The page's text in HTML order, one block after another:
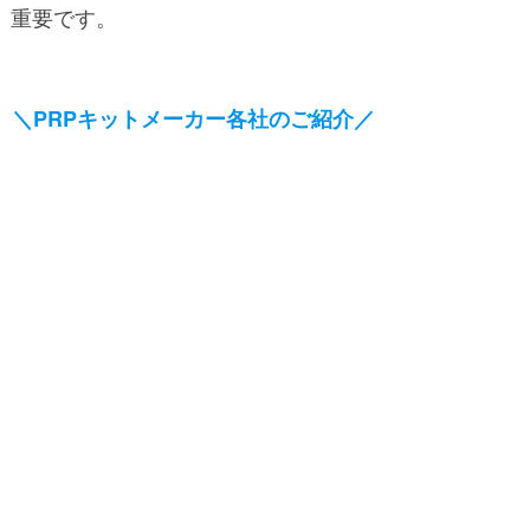
重要です。
＼PRPキットメーカー各社のご紹介／